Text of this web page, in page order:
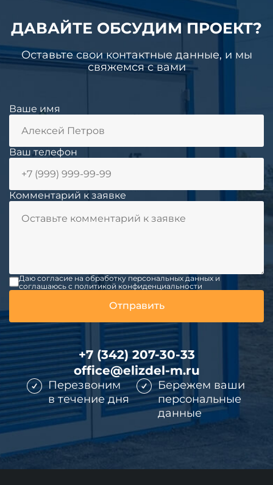
ДАВАЙТЕ ОБСУДИМ ПРОЕКТ?
Оставьте свои контактные данные, и мы
свяжемся с вами
Ваше имя
Ваш телефон
Комментарий к заявке
Даю согласие на обработку персональных данных и
соглашаюсь c политикой конфиденциальности
+7 (342) 207-30-33
office@elizdel-m.ru
Перезвоним
в течение дня
Бережем ваши
персональные
данные